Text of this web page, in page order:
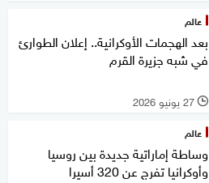
عالم
بعد الهجمات الأوكرانية.. إعلان الطوارئ
في شبه جزيرة القرم
l 27 يونيو 2026
عالم
وساطة إماراتية جديدة بين روسيا
وأوكرانيا تفرج عن 320 أسيرا